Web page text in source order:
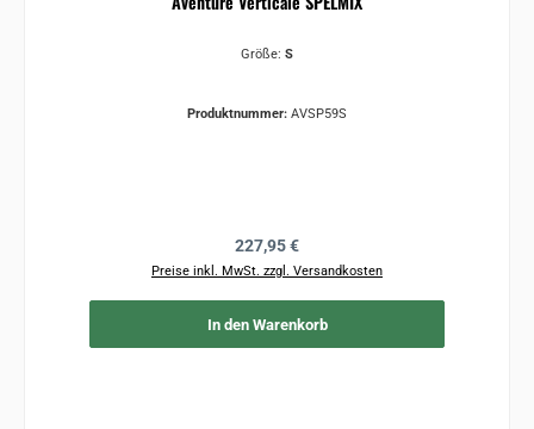
Größe: S
Produktnummer: AVSP59S
Regulärer Preis:
227,95 €
Preise inkl. MwSt. zzgl. Versandkosten
In den Warenkorb